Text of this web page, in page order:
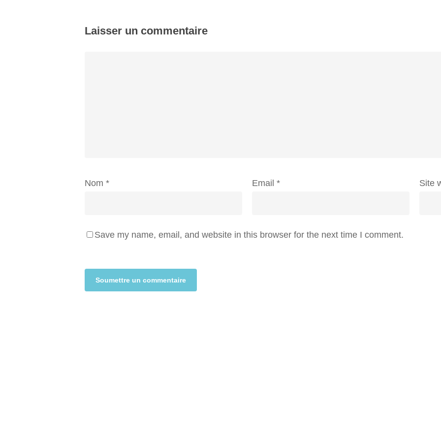
Laisser un commentaire
Nom * Email * Site
Save my name, email, and website in this browser for the next time I comment.